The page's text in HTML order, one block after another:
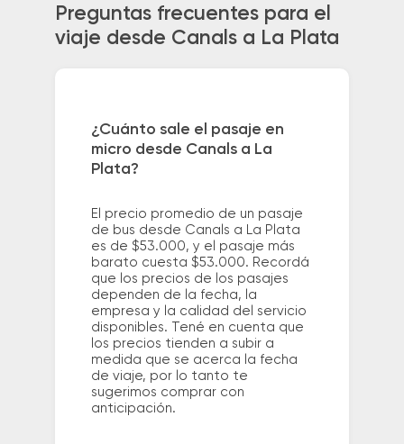
Preguntas frecuentes para el
viaje desde Canals a La Plata
¿Cuánto sale el pasaje en
micro desde Canals a La
Plata?
El precio promedio de un pasaje
de bus desde Canals a La Plata
es de $53.000, y el pasaje más
barato cuesta $53.000. Recordá
que los precios de los pasajes
dependen de la fecha, la
empresa y la calidad del servicio
disponibles. Tené en cuenta que
los precios tienden a subir a
medida que se acerca la fecha
de viaje, por lo tanto te
sugerimos comprar con
anticipación.